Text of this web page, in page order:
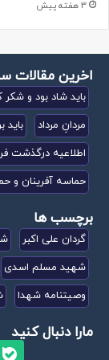
نگهبانی در خط
سنگرهای
۲۰ متری، بسته به شرایط محیطی، امتداد داشت.
جاده خاکی
حضور ما،
تعمیر شد.
نیرو، امکان
سنگرهای
3 هفته پیش
اخرین مقالات
باید شاد بود و شکر
مردانِ مرداد
باید
اطلاعیه درگذشت
حماسه آفرینان و
برچسب ها
گردان علی اکبر
شهید مسلم اسدی
وصیتنامه شهدا
مارا دنبال کنید